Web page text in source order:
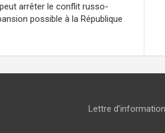
arrêter le conflit russo-
possible à la République
Lettre d’information